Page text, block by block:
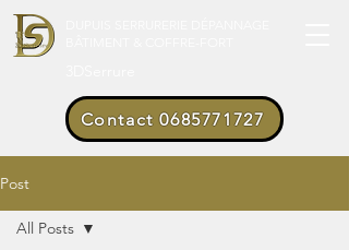
Contact 0685771727
Post
All Posts